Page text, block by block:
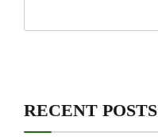
RECENT POSTS